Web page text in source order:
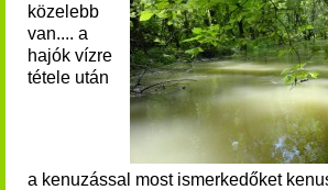
közelebb
van.... a
hajók vízre
tétele után
a kenuzással most ismerkedőket